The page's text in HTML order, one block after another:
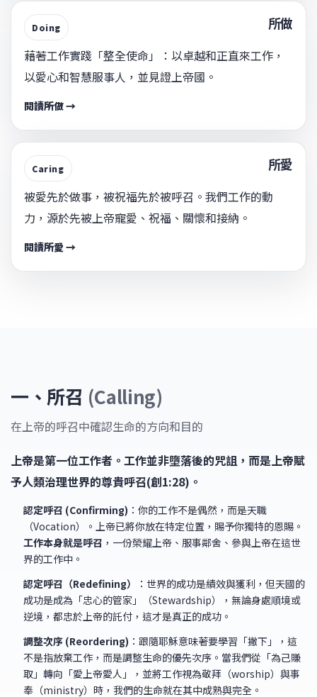
Doing 所做
藉著工作實踐「整全使命」：以卓越和正直來工作，
以愛心和智慧服事人，並見證上帝國。
閱讀所做 →
Caring 所愛
被愛先於做事，被祝福先於被呼召。我們工作的動
力，源於先被上帝寵愛、祝福、關懷和接納。
閱讀所愛 →
一、所召 (Calling)
在上帝的呼召中確認生命的方向和目的
上帝是第一位工作者。工作並非墮落後的咒詛，而是上帝賦
予人類治理世界的尊貴呼召(創1:28)。
認定呼召 (Confirming) ：你的工作不是偶然，而是天職
（Vocation）。上帝已將你放在特定位置，賜予你獨特的恩賜。
工作本身就是呼召 ，一份榮耀上帝、服事鄰舍、參與上帝在這世
界的工作中。
認定呼召（Redefining）
：世界的成功是績效與獲利，但天國的
成功是成為「忠心的管家」（Stewardship），無論身處順境或
逆境，都忠於上帝的託付，這才是真正的成功。
調整次序 (Reordering) ：跟隨耶穌意味著要學習「撇下」，這
不是指放棄工作，而是調整生命的優先次序。當我們從「為己賺
取」轉向「愛上帝愛人」，並將工作視為敬拜（worship）與事
奉（ministry）時，我們的生命就在其中成熟與完全。